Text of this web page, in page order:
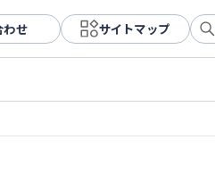
わせ サイトマップ